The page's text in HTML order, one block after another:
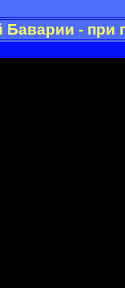
- при